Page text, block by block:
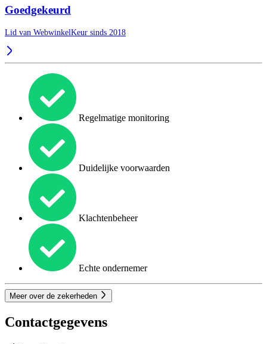
Goedgekeurd
Lid van WebwinkelKeur sinds 2018
Regelmatige monitoring
Duidelijke voorwaarden
Klachtenbeheer
Echte ondernemer
Meer over de zekerheden
Contactgegevens